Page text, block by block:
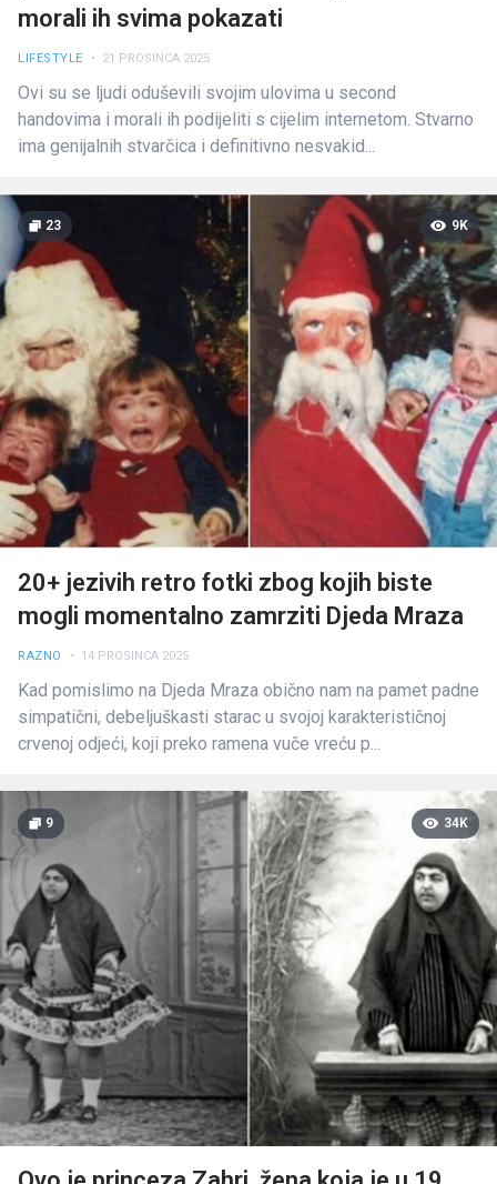
morali ih svima pokazati
LIFESTYLE • 21 PROSINCA 2025
Ovi su se ljudi oduševili svojim ulovima u second
handovima i morali ih podijeliti s cijelim internetom. Stvarno
ima genijalnih stvarčica i definitivno nesvakid...
23 9K
20+ jezivih retro fotki zbog kojih biste
mogli momentalno zamrziti Djeda Mraza
RAZNO • 14 PROSINCA 2025
Kad pomislimo na Djeda Mraza obično nam na pamet padne
simpatični, debeljuškasti starac u svojoj karakterističnoj
crvenoj odjeći, koji preko ramena vuče vreću p...
9 34K